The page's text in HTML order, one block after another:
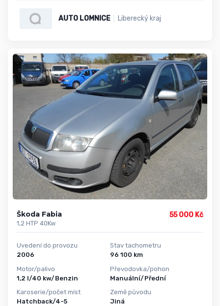
AUTO LOMNICE Liberecký kraj
Škoda Fabia
1,2 HTP 40Kw
55 000 Kč
Uvedení do provozu
2006
Motor/palivo
1,2 l/40 kw/Benzin
Karoserie/počet míst
Hatchback/4-5
Stav tachometru
96 100 km
Převodovka/pohon
Manuální/Přední
Země původu
Jiná